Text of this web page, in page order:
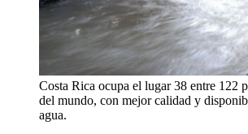
Costa Rica ocupa el lugar 38 entre 122
del mundo, con mejor calidad y
agua.